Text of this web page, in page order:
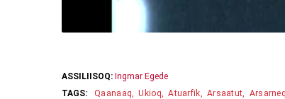
ASSILIISOQ: Ingmar Egede
Qaanaaq
Ukioq Atuarfik Arsaatut